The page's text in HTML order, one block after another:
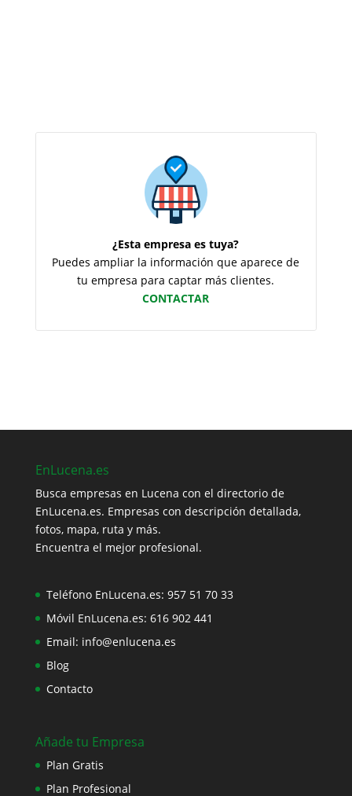
¿Esta empresa es tuya?
Puedes ampliar la información que aparece de
tu empresa para captar más clientes.
CONTACTAR
EnLucena.es
Busca empresas en Lucena con el directorio de
EnLucena.es. Empresas con descripción detallada,
fotos, mapa, ruta y más.
Encuentra el mejor profesional.
Teléfono EnLucena.es: 957 51 70 33
Móvil EnLucena.es: 616 902 441
Email: info@enlucena.es
Blog
Contacto
Añade tu Empresa
Plan Gratis
Plan Profesional